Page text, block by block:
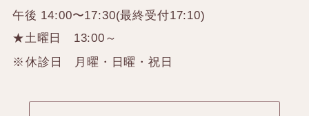
午後 14:00〜17:30(最終受付17:10)
★土曜日 13:00～
休診日 月曜・日曜・祝日